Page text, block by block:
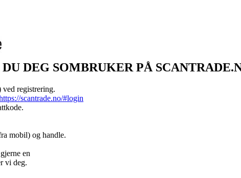
DEG SOMBRUKER PÅ
registrering.
scantrade.no/#login
mobil) og handle.
en
vi deg.